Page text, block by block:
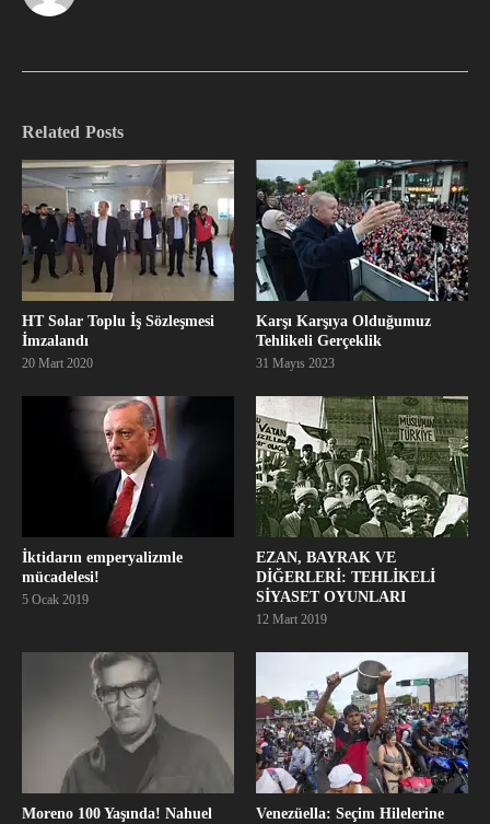
Related Posts
HT Solar Toplu İş Sözleşmesi
İmzalandı
20 Mart 2020
Karşı Karşıya Olduğumuz
Tehlikeli Gerçeklik
31 Mayıs 2023
İktidarın emperyalizmle
mücadelesi!
5 Ocak 2019
EZAN, BAYRAK VE
DİĞERLERİ: TEHLİKELİ
SİYASET OYUNLARI
12 Mart 2019
Moreno 100 Yaşında! Nahuel
Venezüella: Seçim Hilelerine